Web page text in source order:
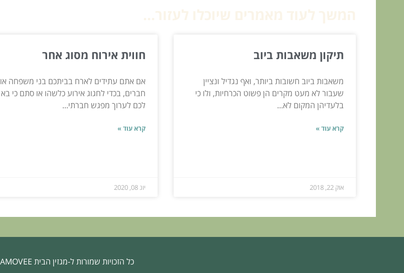
תיקון משאבות ביוב
משאבות ביוב חשובות ביותר, ואף נגדיל ונציין
שעבור לא מעט מקרים הן פשוט הכרחיות, ולו כי
בלעדיהן המקום לא...
קרא עוד »
אוק 22, 2018
חווית אירוח מסוג אחר
אם אתם עתידים לארח בביתכם בני משפחה או
חברים, בכדי לחגוג אירוע כלשהו או סתם כי בא
לכם לערוך מפגש חברתי...
קרא עוד »
יונ 08, 2020
כל הזכויות שמורות ל-מגזין הבית AMOVEE